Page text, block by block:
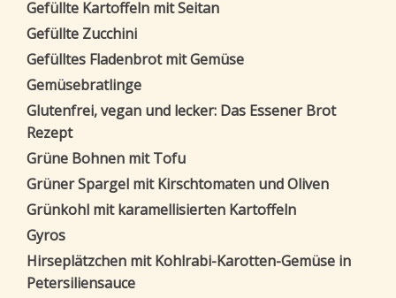
Gefüllte Kartoffeln mit Seitan
Gefüllte Zucchini
Gefülltes Fladenbrot mit Gemüse
Gemüsebratlinge
Glutenfrei, vegan und lecker: Das Essener Brot
Rezept
Grüne Bohnen mit Tofu
Grüner Spargel mit Kirschtomaten und Oliven
Grünkohl mit karamellisierten Kartoffeln
Gyros
Hirseplätzchen mit Kohlrabi-Karotten-Gemüse in
Petersiliensauce